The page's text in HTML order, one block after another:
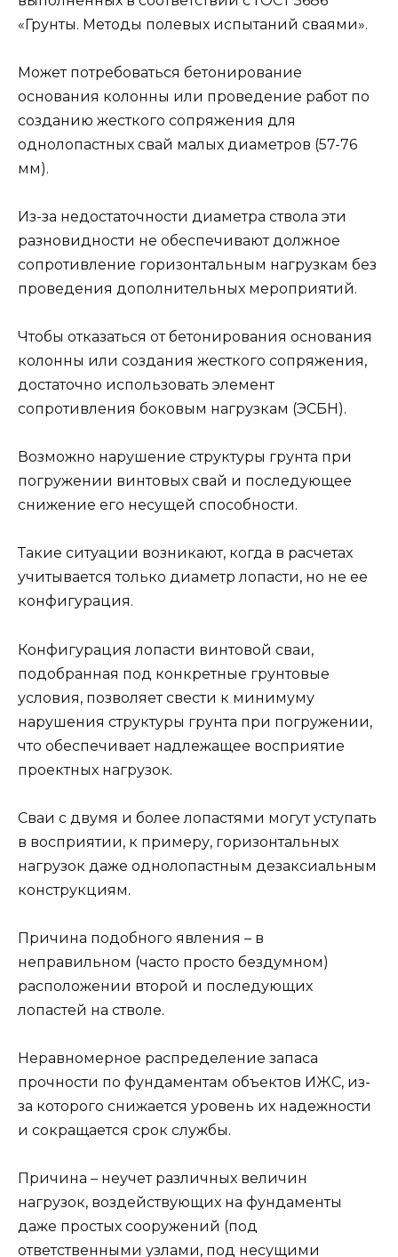
«Грунты. Методы полевых испытаний сваями».
Может потребоваться бетонирование
основания колонны или проведение работ по
созданию жесткого сопряжения для
однолопастных свай малых диаметров (57-76
мм).
Из-за недостаточности диаметра ствола эти
разновидности не обеспечивают должное
сопротивление горизонтальным нагрузкам без
проведения дополнительных мероприятий.
Чтобы отказаться от бетонирования основания
колонны или создания жесткого сопряжения,
достаточно использовать элемент
сопротивления боковым нагрузкам (ЭСБН).
Возможно нарушение структуры грунта при
погружении винтовых свай и последующее
снижение его несущей способности.
Такие ситуации возникают, когда в расчетах
учитывается только диаметр лопасти, но не ее
конфигурация.
Конфигурация лопасти винтовой сваи,
подобранная под конкретные грунтовые
условия, позволяет свести к минимуму
нарушения структуры грунта при погружении,
что обеспечивает надлежащее восприятие
проектных нагрузок.
Сваи с двумя и более лопастями могут уступать
в восприятии, к примеру, горизонтальных
нагрузок даже однолопастным дезаксиальным
конструкциям.
Причина подобного явления – в
неправильном (часто просто бездумном)
расположении второй и последующих
лопастей на стволе.
Неравномерное распределение запаса
прочности по фундаментам объектов ИЖС, из-
за которого снижается уровень их надежности
и сокращается срок службы.
Причина – неучет различных величин
нагрузок, воздействующих на фундаменты
даже простых сооружений (под
ответственными узлами, под несущими